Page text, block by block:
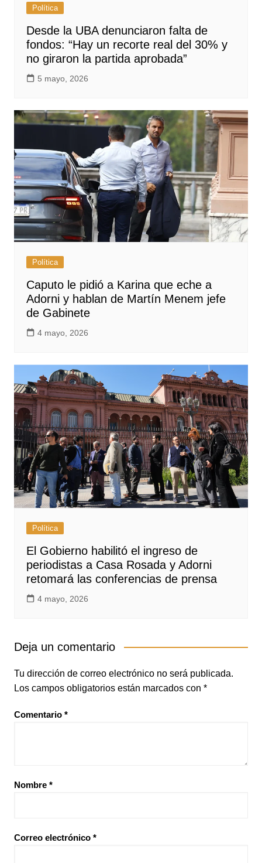
Política
Desde la UBA denunciaron falta de
fondos: “Hay un recorte real del 30% y
no giraron la partida aprobada”
5 mayo, 2026
Política
Caputo le pidió a Karina que eche a
Adorni y hablan de Martín Menem jefe
de Gabinete
4 mayo, 2026
Política
El Gobierno habilitó el ingreso de
periodistas a Casa Rosada y Adorni
retomará las conferencias de prensa
4 mayo, 2026
Deja un comentario
Tu dirección de correo electrónico no será publicada.
Los campos obligatorios están marcados con *
Comentario *
Nombre *
Correo electrónico *